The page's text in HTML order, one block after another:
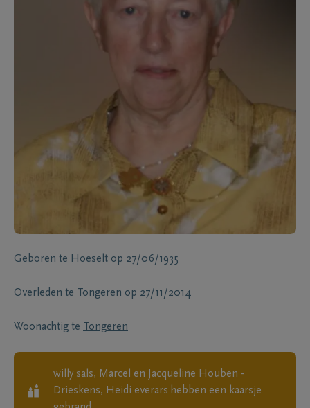
Geboren te Hoeselt op 27/06/1935
Overleden te Tongeren op 27/11/2014
Woonachtig te Tongeren
willy sals, Marcel en Jacqueline Houben -
Drieskens, Heidi everars hebben een kaarsje